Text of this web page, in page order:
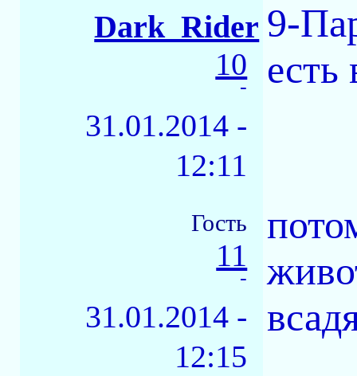
Dark_Rider
10
-
31.01.2014 -
12:11
9-
есть
Гость
11
-
31.01.2014 -
12:15